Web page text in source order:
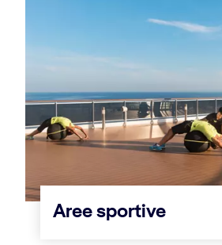
Aree sportive